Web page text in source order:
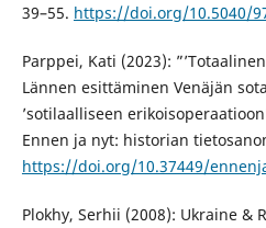
39–55. https://doi.org/10.5040/
Parppei, Kati (2023):
Lännen esittäminen Venäjän
’sotilaalliseen
Ennen ja nyt: historian
https://doi.org/10.37449/
Plokhy, Serhii (2008): Ukraine &